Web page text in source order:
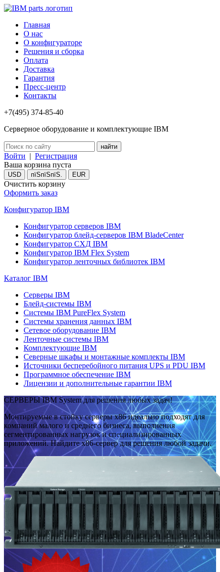
Главная
О нас
О конфигураторе
Решения и сборка
Оплата
Доставка
Гарантия
Пресс-центр
Контакты
+7(495) 374-85-40
Серверное оборудование и комплектующие IBM
Войти | Регистрация
Ваша корзина пуста
USD пїЅпїЅпїЅ. EUR
Очистить корзину
Оформить заказ
Конфигуратор IBM
Конфигуратор серверов IBM
Конфигуратор блейд-серверов IBM BladeCenter
Конфигуратор СХД IBM
Конфигуратор IBM Flex System
Конфигуратор ленточных библиотек IBM
Каталог IBM
Серверы IBM
Блейд-системы IBM
Системы IBM PureFlex System
Системы хранения данных IBM
Сетевое оборудование IBM
Ленточные системы IBM
Комплектующие IBM
Северные шкафы и монтажные комплекты IBM
Источники бесперебойного питания UPS и PDU IBM
Программное обеспечение IBM
Лицензии и дополнительные гарантии IBM
СЕРВЕРЫ IBM System для решения любых задач!
Монтируемые в стойку серверы x86 идеально подходят для
компаний малого и среднего бизнеса, выполнения
сегментированных нагрузок и специализированных
приложений. Найдите x86-сервер для решения любой задачи.